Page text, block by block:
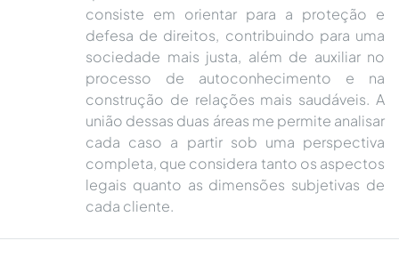
consiste em orientar para a proteção e
defesa de direitos, contribuindo para uma
sociedade mais justa, além de auxiliar no
processo de autoconhecimento e na
construção de relações mais saudáveis. A
união dessas duas áreas me permite analisar
cada caso a partir sob uma perspectiva
completa, que considera tanto os aspectos
legais quanto as dimensões subjetivas de
cada cliente.